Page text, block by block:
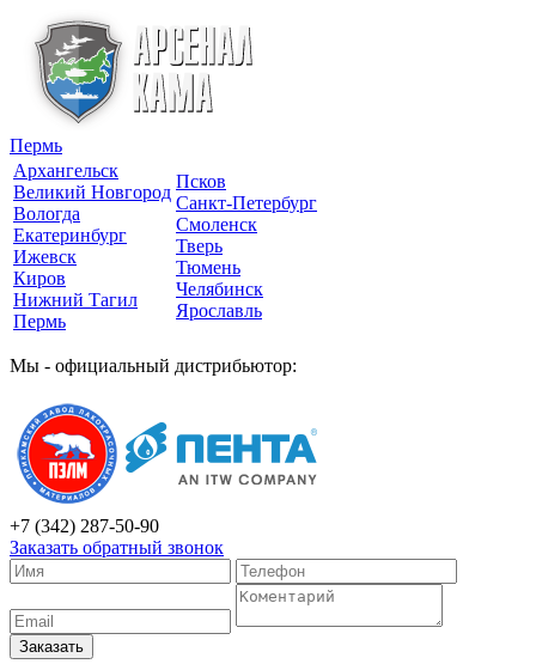
Пермь
Архангельск
Великий Новгород
Вологда
Екатеринбург
Ижевск
Киров
Нижний Тагил
Пермь
Псков
Санкт-Петербург
Смоленск
Тверь
Тюмень
Челябинск
Ярославль
Мы - официальный дистрибьютор:
+7 (342) 287-50-90
Заказать обратный звонок
Заказать